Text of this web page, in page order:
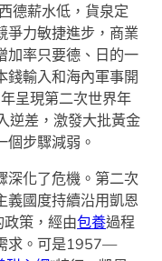
德薪水低，貨泉定
爭力敏捷進步，商業
加率只要德、日的一
錢輸入和海內軍事開
呈現第二次世界年
逆差，激發大批黃金
個步驟減弱。
深化了危機。第二次
義國度持續沿用凱恩
政策，經由包養過程
求。可是1957—